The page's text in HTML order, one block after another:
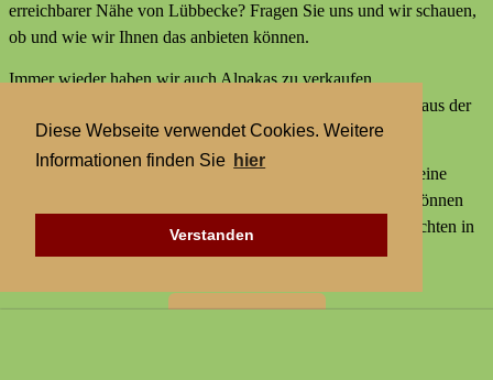
Diese Webseite verwendet Cookies. Weitere
Informationen finden Sie hier
Verstanden
erreichbarer Nähe von Lübbecke? Fragen Sie uns und wir schauen,
ob und wie wir Ihnen das anbieten können.
Immer wieder haben wir auch Alpakas zu verkaufen,
Alpakaprodukte, z.B. Alpakaseife oder Alpaka-Bettdecken aus der
Wolle unserer Tiere und außerdem kleine Geschenke.
Wir bieten keine externen Aktivitäten mit Alpakas an und keine
Alpaka-Wanderungen. Aber statt einer Alpakawanderung können
Sie bei uns Alpakas Mal anders erleben und Alpakas beobachten in
erreichbarer Nähe von Lübbecke.